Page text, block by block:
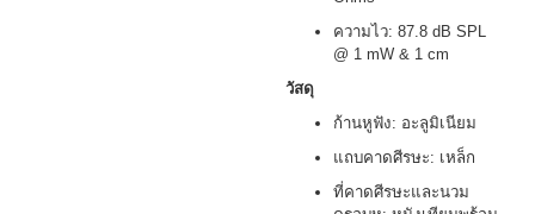
ความไว: 87.8 dB SPL
@ 1 mW & 1 cm
วัสดุ
ก้านหูฟัง: อะลูมิเนียม
แถบคาดศีรษะ: เหล็ก
ที่คาดศีรษะและนวม